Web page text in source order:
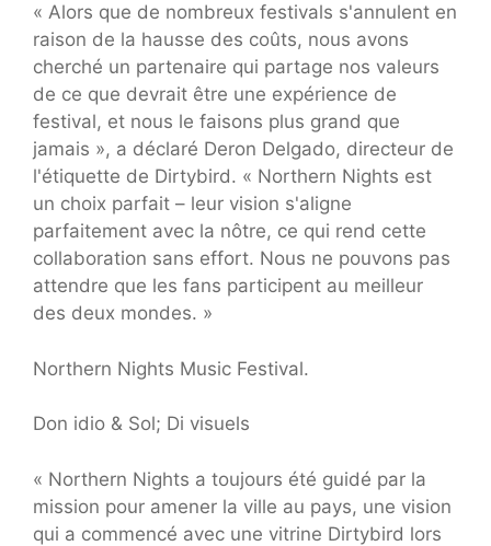
« Alors que de nombreux festivals s'annulent en
raison de la hausse des coûts, nous avons
cherché un partenaire qui partage nos valeurs
de ce que devrait être une expérience de
festival, et nous le faisons plus grand que
jamais », a déclaré Deron Delgado, directeur de
l'étiquette de Dirtybird. « Northern Nights est
un choix parfait – leur vision s'aligne
parfaitement avec la nôtre, ce qui rend cette
collaboration sans effort. Nous ne pouvons pas
attendre que les fans participent au meilleur
des deux mondes. »
Northern Nights Music Festival.
Don idio & Sol; Di visuels
« Northern Nights a toujours été guidé par la
mission pour amener la ville au pays, une vision
qui a commencé avec une vitrine Dirtybird lors